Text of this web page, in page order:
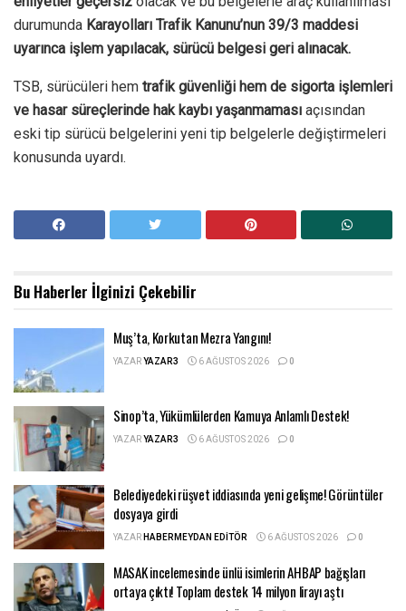
durumunda Karayolları Trafik Kanunu’nun 39/3 maddesi
uyarınca işlem yapılacak, sürücü belgesi geri alınacak.
TSB, sürücüleri hem trafik güvenliği hem de sigorta işlemleri
ve hasar süreçlerinde hak kaybı yaşanmaması açısından
eski tip sürücü belgelerini yeni tip belgelerle değiştirmeleri
konusunda uyardı.
Bu Haberler İlginizi Çekebilir
Muş’ta, Korkutan Mezra Yangını!
YAZARYAZAR3 6 AĞUSTOS 2026 0
Sinop’ta, Yükümlülerden Kamuya Anlamlı Destek!
YAZARYAZAR3 6 AĞUSTOS 2026 0
Belediyedeki rüşvet iddiasında yeni gelişme! Görüntüler
dosyaya girdi
YAZARHABERMEYDAN EDITÖR 6 AĞUSTOS 2026 0
MASAK incelemesinde ünlü isimlerin AHBAP bağışları
ortaya çıktı! Toplam destek 14 milyon lirayı aştı